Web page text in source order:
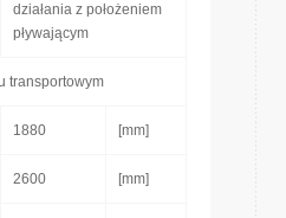
działania z położeniem
pływającym
transportowym
1880 [mm]
2600 [mm]